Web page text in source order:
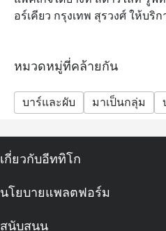
อร์เคียว กรุงเทพ สุรวงศ์ ให้บริก
หมวดหมู่ที่คล้ายกัน
บาร์และผับ มาเป็นกลุ่ม
เกี่ยวกับอีททิโก
นโยบายแพลตฟอร์ม
สนับสนุน